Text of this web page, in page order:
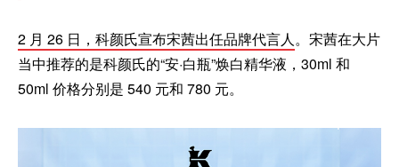
2 月 26 日，科颜氏宣布宋茜出任品牌代言人。宋茜在大片
当中推荐的是科颜氏的“安·白瓶”焕白精华液，30ml 和
50ml 价格分别是 540 元和 780 元。